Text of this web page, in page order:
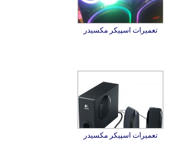
تعمیرات اسپیکر مکسیدر
تعمیرات اسپیکر مکسیدر